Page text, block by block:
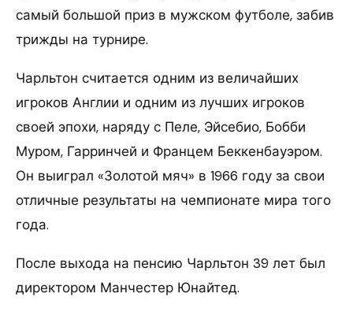
самый большой приз в мужском футболе, забив
трижды на турнире.
Чарльтон считается одним из величайших
игроков Англии и одним из лучших игроков
своей эпохи, наряду с Пеле, Эйсебио, Бобби
Муром, Гарринчей и Францем Беккенбауэром.
Он выиграл «Золотой мяч» в 1966 году за свои
отличные результаты на чемпионате мира того
года.
После выхода на пенсию Чарльтон 39 лет был
директором Манчестер Юнайтед.